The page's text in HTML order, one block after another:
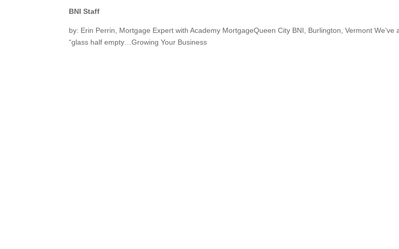
BNI Staff
by: Erin Perrin, Mortgage Expert with Academy MortgageQueen City BNI, Burlington, Vermont We’ve
“glass half empty…Growing Your Business